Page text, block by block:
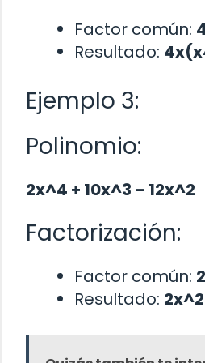
Factor común:
Resultado:
Ejemplo 3:
Polinomio:
2x^4 + 10x^3 – 12x^2
Factorización:
Factor común:
Resultado: